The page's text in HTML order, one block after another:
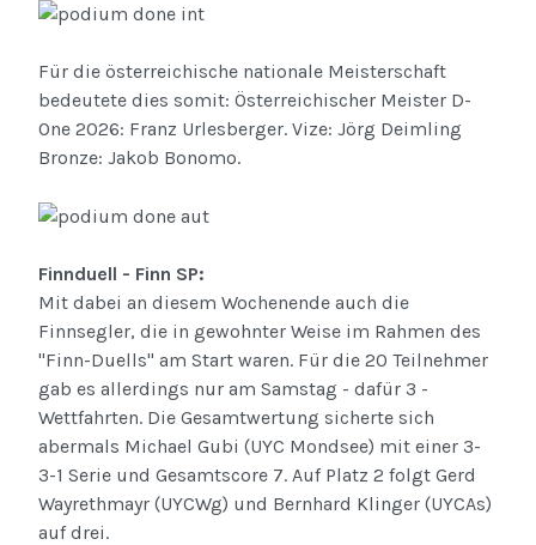
Für die österreichische nationale Meisterschaft
bedeutete dies somit: Österreichischer Meister D-
One 2026: Franz Urlesberger. Vize: Jörg Deimling
Bronze: Jakob Bonomo.
Finnduell - Finn SP:
Mit dabei an diesem Wochenende auch die
Finnsegler, die in gewohnter Weise im Rahmen des
"Finn-Duells" am Start waren. Für die 20 Teilnehmer
gab es allerdings nur am Samstag - dafür 3 -
Wettfahrten. Die Gesamtwertung sicherte sich
abermals Michael Gubi (UYC Mondsee) mit einer 3-
3-1 Serie und Gesamtscore 7. Auf Platz 2 folgt Gerd
Wayrethmayr (UYCWg) und Bernhard Klinger (UYCAs)
auf drei.